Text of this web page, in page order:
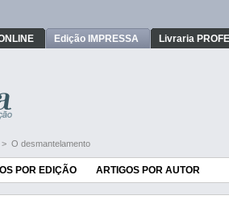
Edição IMPRESSA Livraria
> O desmantelamento
POR EDIÇÃO ARTIGOS POR AUTOR